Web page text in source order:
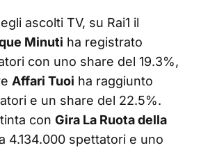
ascolti TV, su Rai1 il
Minuti ha registrato
con uno share del 19.3%,
Affari Tuoi ha raggiunto
e un share del 22.5%.
con Gira La Ruota della
4.134.000 spettatori e uno